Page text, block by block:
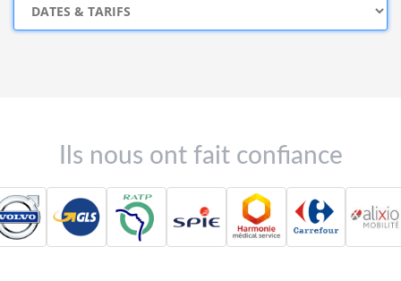
Ils nous ont fait confiance